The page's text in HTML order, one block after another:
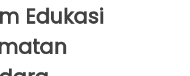
Edukasi